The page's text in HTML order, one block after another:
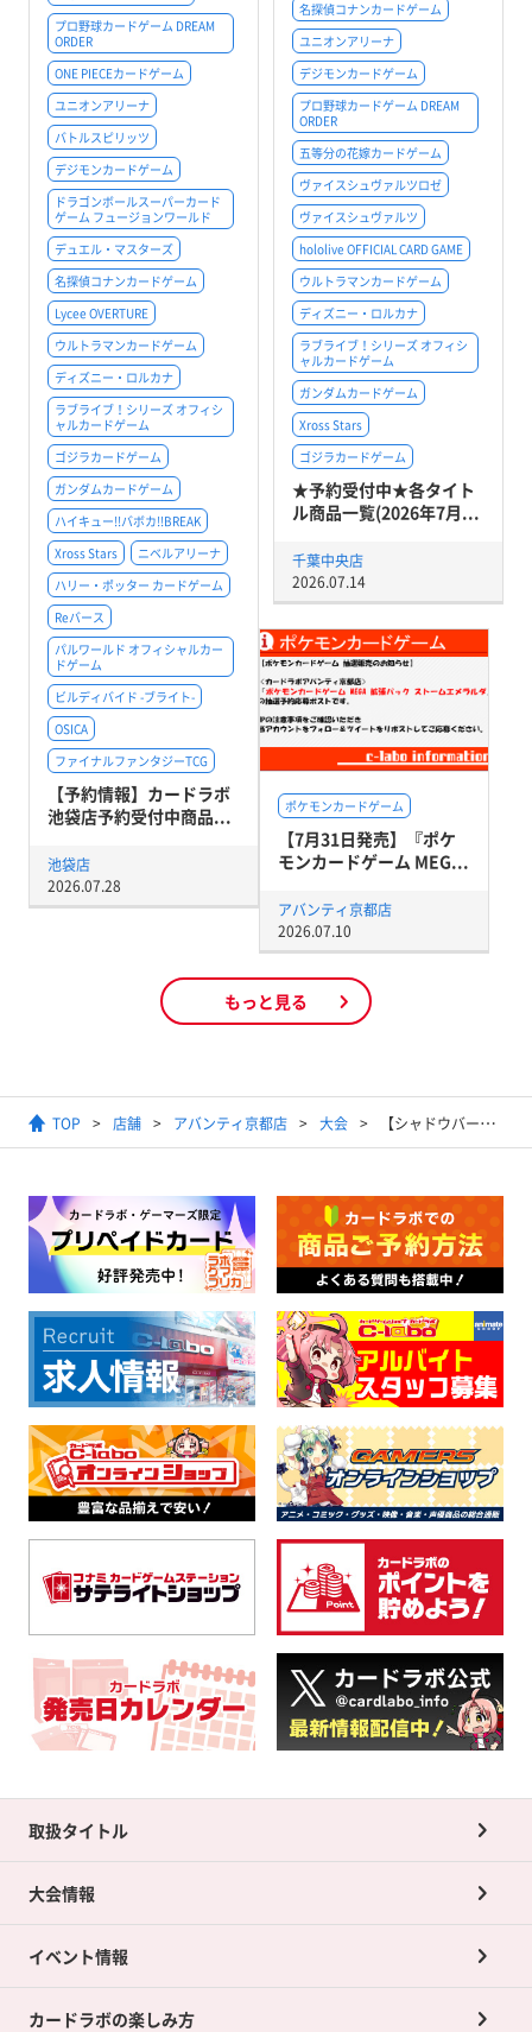
プロ野球カードゲーム DREAM
ORDER
ONE PIECEカードゲーム
ユニオンアリーナ
バトルスピリッツ
デジモンカードゲーム
ドラゴンボールスーパーカード
ゲーム フュージョンワールド
デュエル・マスターズ
名探偵コナンカードゲーム
Lycee OVERTURE
ウルトラマンカードゲーム
ディズニー・ロルカナ
ラブライブ！シリーズ オフィシ
ャルカードゲーム
ゴジラカードゲーム
ガンダムカードゲーム
ハイキュー!!バボカ!!BREAK
Xross Stars
ニベルアリーナ
ハリー・ポッター カードゲーム
Reバース
パルワールド オフィシャルカー
ドゲーム
ビルディバイド -ブライト-
OSICA
ファイナルファンタジーTCG
【予約情報】カードラボ
池袋店予約受付中商品...
池袋店
2026.07.28
名探偵コナンカードゲーム
ユニオンアリーナ
デジモンカードゲーム
プロ野球カードゲーム DREAM
ORDER
五等分の花嫁カードゲーム
ヴァイスシュヴァルツロゼ
ヴァイスシュヴァルツ
hololive OFFICIAL CARD GAME
ウルトラマンカードゲーム
ディズニー・ロルカナ
ラブライブ！シリーズ オフィシ
ャルカードゲーム
ガンダムカードゲーム
Xross Stars
ゴジラカードゲーム
★予約受付中★各タイト
ル商品一覧(2026年7月...
千葉中央店
2026.07.14
ポケモンカードゲーム
【7月31日発売】『ポケ
モンカードゲーム MEG...
アバンティ京都店
2026.07.10
もっと見る
TOP 店舗 アバンティ京都店 大会 【シャドウバース エボルヴ】ショップ大会
取扱タイトル
大会情報
イベント情報
カードラボの楽しみ方